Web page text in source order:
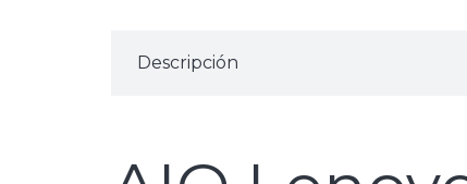
Descripción